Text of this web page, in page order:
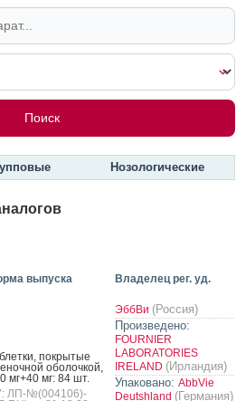
Нозологические
выпуска Владелец рег. уд.
пок­ры­тые
обо­лоч­кой,
мг+40 мг: 84 шт.
ЛП-№(004106)-
ЭббВи (Россия)
Произведено:
FOURNIER
LABORATORIES
IRELAND (Ирландия)
Упаковано: AbbVie
Deutshland (Германия)